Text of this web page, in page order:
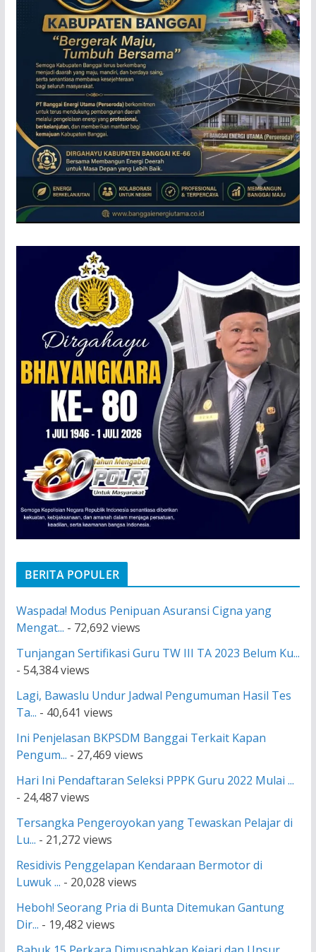
BERITA POPULER
Waspada! Modus Penipuan Asuransi Cigna yang
Mengat... - 72,692 views
Tunjangan Sertifikasi Guru TW III TA 2023 Belum Ku...
- 54,384 views
Lagi, Bawaslu Undur Jadwal Pengumuman Hasil Tes
Ta... - 40,641 views
Ini Penjelasan BKPSDM Banggai Terkait Kapan
Pengum... - 27,469 views
Hari Ini Pendaftaran Seleksi PPPK Guru 2022 Mulai ...
- 24,487 views
Tersangka Pengeroyokan yang Tewaskan Pelajar di
Lu... - 21,272 views
Residivis Penggelapan Kendaraan Bermotor di
Luwuk ... - 20,028 views
Heboh! Seorang Pria di Bunta Ditemukan Gantung
Dir... - 19,482 views